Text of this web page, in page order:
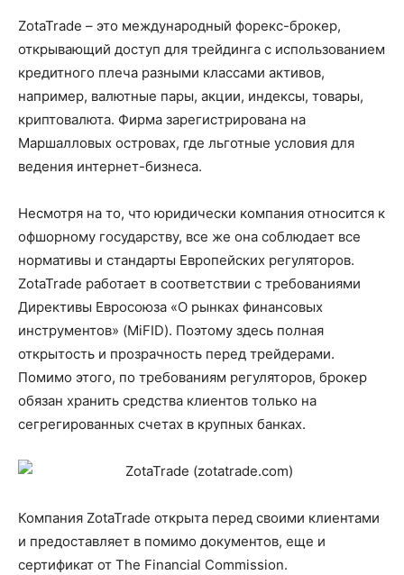
ZotaTrade – это международный форекс-брокер,
открывающий доступ для трейдинга с использованием
кредитного плеча разными классами активов,
например, валютные пары, акции, индексы, товары,
криптовалюта. Фирма зарегистрирована на
Маршалловых островах, где льготные условия для
ведения интернет-бизнеса.
Несмотря на то, что юридически компания относится к
офшорному государству, все же она соблюдает все
нормативы и стандарты Европейских регуляторов.
ZotaTrade работает в соответствии с требованиями
Директивы Евросоюза «О рынках финансовых
инструментов» (MiFID). Поэтому здесь полная
открытость и прозрачность перед трейдерами.
Помимо этого, по требованиям регуляторов, брокер
обязан хранить средства клиентов только на
сегрегированных счетах в крупных банках.
Компания ZotaTrade открыта перед своими клиентами
и предоставляет в помимо документов, еще и
сертификат от The Financial Commission.